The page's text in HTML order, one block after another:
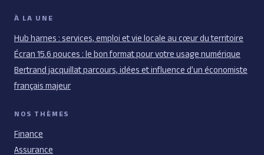
À LA UNE
Hub harnes : services, emploi et vie locale au cœur du territoire
Écran 15.6 pouces : le bon format pour votre usage numérique
Bertrand jacquillat parcours, idées et influence d’un économiste
français majeur
NOS THÈMES
Finance
Assurance